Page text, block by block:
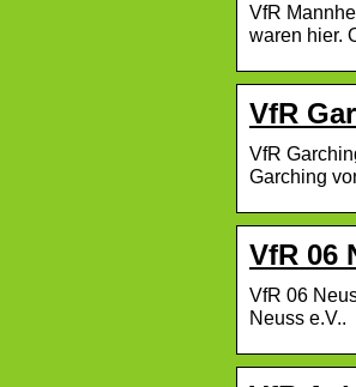
VfR
waren hier.
VfR
VfR
Garching
VfR 06
VfR 06
Neuss e.V..